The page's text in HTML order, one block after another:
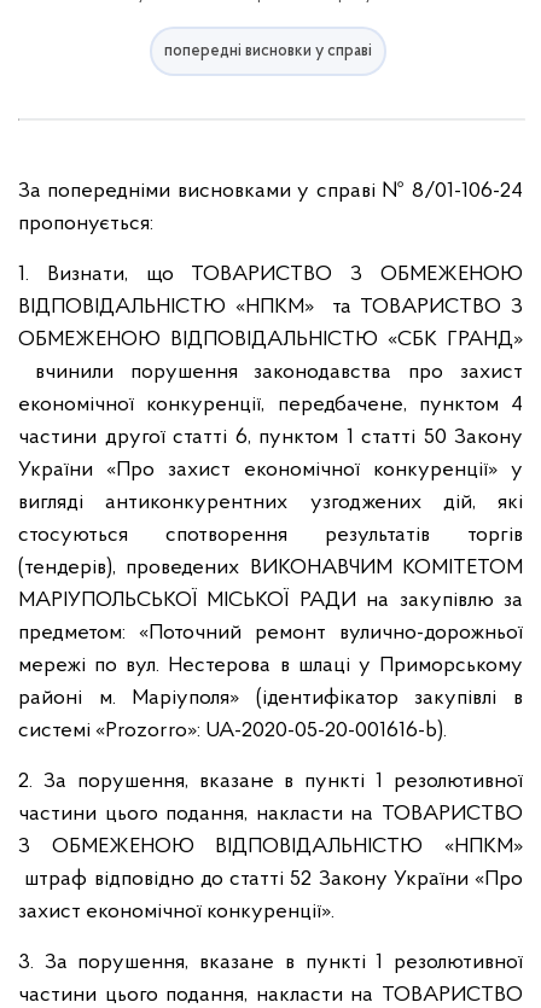
попередні висновки у справі
За попередніми висновками у справі № 8/01-106-24
пропонується:
1. Визнати, що ТОВАРИСТВО З ОБМЕЖЕНОЮ
ВІДПОВІДАЛЬНІСТЮ «НПКМ» та ТОВАРИСТВО З
ОБМЕЖЕНОЮ ВІДПОВІДАЛЬНІСТЮ «СБК ГРАНД»
вчинили порушення законодавства про захист
економічної конкуренції, передбачене, пунктом 4
частини другої статті 6, пунктом 1 статті 50 Закону
України «Про захист економічної конкуренції» у
вигляді антиконкурентних узгоджених дій, які
стосуються спотворення результатів торгів
(тендерів), проведених ВИКОНАВЧИМ КОМІТЕТОМ
МАРІУПОЛЬСЬКОЇ МІСЬКОЇ РАДИ на закупівлю за
предметом: «Поточний ремонт вулично-дорожньої
мережі по вул. Нестерова в шлаці у Приморському
районі м. Маріуполя» (ідентифікатор закупівлі в
системі «Prozorro»: UA-2020-05-20-001616-b).
2. За порушення, вказане в пункті 1 резолютивної
частини цього подання, накласти на ТОВАРИСТВО
З ОБМЕЖЕНОЮ ВІДПОВІДАЛЬНІСТЮ «НПКМ»
штраф відповідно до статті 52 Закону України «Про
захист економічної конкуренції».
3. За порушення, вказане в пункті 1 резолютивної
частини цього подання, накласти на ТОВАРИСТВО